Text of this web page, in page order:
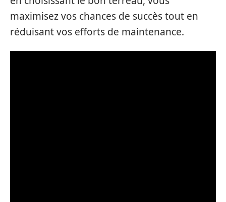
maximisez vos chances de succès tout en
réduisant vos efforts de maintenance.